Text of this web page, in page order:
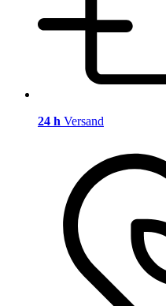
24 h Versand